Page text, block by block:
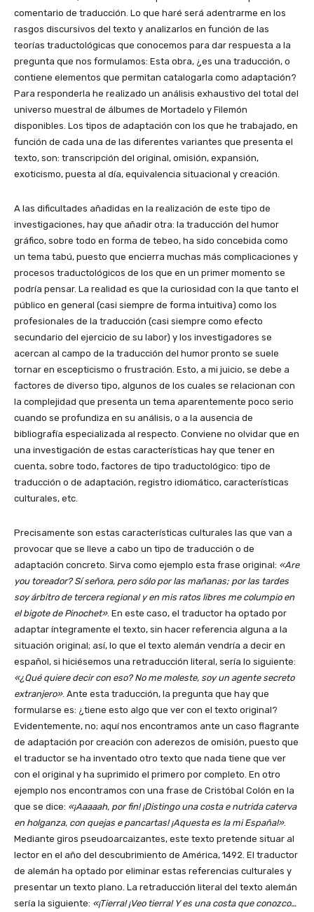
comentario de traducción. Lo que haré será adentrarme en los
rasgos discursivos del texto y analizarlos en función de las
teorías traductológicas que conocemos para dar respuesta a la
pregunta que nos formulamos: Esta obra, ¿es una traducción, o
contiene elementos que permitan catalogarla como adaptación?
Para responderla he realizado un análisis exhaustivo del total del
universo muestral de álbumes de Mortadelo y Filemón
disponibles. Los tipos de adaptación con los que he trabajado, en
función de cada una de las diferentes variantes que presenta el
texto, son: transcripción del original, omisión, expansión,
exoticismo, puesta al día, equivalencia situacional y creación.
A las dificultades añadidas en la realización de este tipo de
investigaciones, hay que añadir otra: la traducción del humor
gráfico, sobre todo en forma de tebeo, ha sido concebida como
un tema tabú, puesto que encierra muchas más complicaciones y
procesos traductológicos de los que en un primer momento se
podría pensar. La realidad es que la curiosidad con la que tanto el
público en general (casi siempre de forma intuitiva) como los
profesionales de la traducción (casi siempre como efecto
secundario del ejercicio de su labor) y los investigadores se
acercan al campo de la traducción del humor pronto se suele
tornar en escepticismo o frustración. Esto, a mi juicio, se debe a
factores de diverso tipo, algunos de los cuales se relacionan con
la complejidad que presenta un tema aparentemente poco serio
cuando se profundiza en su análisis, o a la ausencia de
bibliografía especializada al respecto. Conviene no olvidar que en
una investigación de estas características hay que tener en
cuenta, sobre todo, factores de tipo traductológico: tipo de
traducción o de adaptación, registro idiomático, características
culturales, etc.
Precisamente son estas características culturales las que van a
provocar que se lleve a cabo un tipo de traducción o de
adaptación concreto. Sirva como ejemplo esta frase original: «Are
you toreador? Sí señora, pero sólo por las mañanas; por las tardes
soy árbitro de tercera regional y en mis ratos libres me columpio en
el bigote de Pinochet». En este caso, el traductor ha optado por
adaptar íntegramente el texto, sin hacer referencia alguna a la
situación original; así, lo que el texto alemán vendría a decir en
español, si hiciésemos una retraducción literal, sería lo siguiente:
«¿Qué quiere decir con eso? No me moleste, soy un agente secreto
extranjero». Ante esta traducción, la pregunta que hay que
formularse es: ¿tiene esto algo que ver con el texto original?
Evidentemente, no; aquí nos encontramos ante un caso flagrante
de adaptación por creación con aderezos de omisión, puesto que
el traductor se ha inventado otro texto que nada tiene que ver
con el original y ha suprimido el primero por completo. En otro
ejemplo nos encontramos con una frase de Cristóbal Colón en la
que se dice: «¡Aaaaah, por fin! ¡Distingo una costa e nutrida caterva
en holganza, con quejas e pancartas! ¡Aquesta es la mi España!».
Mediante giros pseudoarcaizantes, este texto pretende situar al
lector en el año del descubrimiento de América, 1492. El traductor
de alemán ha optado por eliminar estas referencias culturales y
presentar un texto plano. La retraducción literal del texto alemán
sería la siguiente: «¡Tierra! ¡Veo tierra! Y es una costa que conozco…